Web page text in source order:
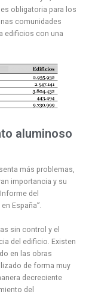
obligatoria para los
comunidades
edificios con una
aluminoso
más problemas,
importancia y su
del
España”.
sin control y el
del edificio. Existen
en las obras
de forma muy
decreciente
del